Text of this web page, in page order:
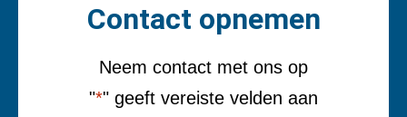
Contact opnemen
Neem contact met ons op
"*" geeft vereiste velden aan